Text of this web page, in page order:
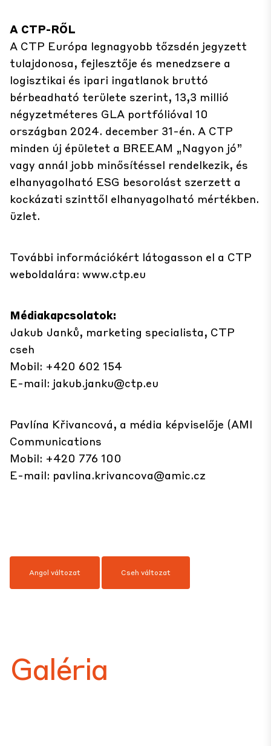
A CTP-RŐL
A CTP Európa legnagyobb tőzsdén jegyzett
tulajdonosa, fejlesztője és menedzsere a
logisztikai és ipari ingatlanok bruttó
bérbeadható területe szerint, 13,3 millió
négyzetméteres GLA portfólióval 10
országban 2024. december 31-én. A CTP
minden új épületet a BREEAM „Nagyon jó”
vagy annál jobb minősítéssel rendelkezik, és
elhanyagolható ESG besorolást szerzett a
kockázati szinttől elhanyagolható mértékben.
üzlet.
További információkért látogasson el a CTP
weboldalára: www.ctp.eu
Médiakapcsolatok:
Jakub Janků, marketing specialista, CTP
cseh
Mobil: +420 602 154
E-mail: jakub.janku@ctp.eu
Pavlína Křivancová, a média képviselője (AMI
Communications
Mobil: +420 776 100
E-mail: pavlina.krivancova@amic.cz
Angol változat Cseh változat
Galéria